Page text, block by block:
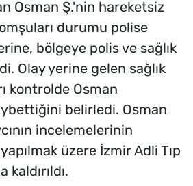
Osman Ş.'nin hareketsiz
durumu polise
bölgeye polis ve sağlık
Olay yerine gelen sağlık
kontrolde Osman
belirledi. Osman
incelemelerinin
üzere İzmir Adli Tıp